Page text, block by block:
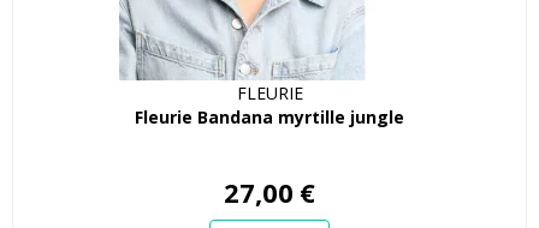
FLEURIE
Fleurie Bandana myrtille jungle
27,00 €